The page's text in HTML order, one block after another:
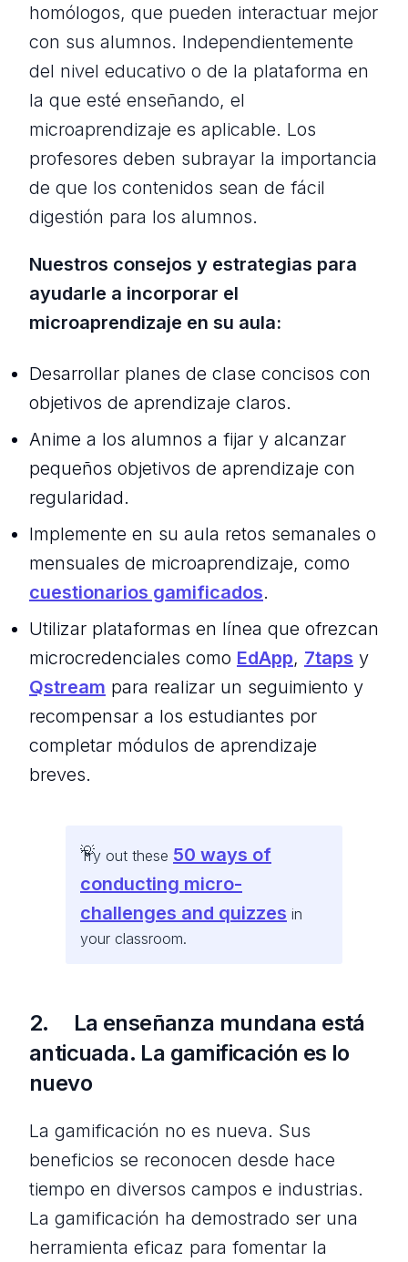
homólogos, que pueden interactuar mejor
con sus alumnos. Independientemente
del nivel educativo o de la plataforma en
la que esté enseñando, el
microaprendizaje es aplicable. Los
profesores deben subrayar la importancia
de que los contenidos sean de fácil
digestión para los alumnos.
Nuestros consejos y estrategias para
ayudarle a incorporar el
microaprendizaje en su aula:
Desarrollar planes de clase concisos con
objetivos de aprendizaje claros.
Anime a los alumnos a fijar y alcanzar
pequeños objetivos de aprendizaje con
regularidad.
Implemente en su aula retos semanales o
mensuales de microaprendizaje, como
cuestionarios gamificados.
Utilizar plataformas en línea que ofrezcan
microcredenciales como EdApp, 7taps y
Qstream para realizar un seguimiento y
recompensar a los estudiantes por
completar módulos de aprendizaje
breves.
Try out these 50 ways of
conducting micro-
challenges and quizzes in
your classroom.
2. La enseñanza mundana está
anticuada. La gamificación es lo
nuevo
La gamificación no es nueva. Sus
beneficios se reconocen desde hace
tiempo en diversos campos e industrias.
La gamificación ha demostrado ser una
herramienta eficaz para fomentar la